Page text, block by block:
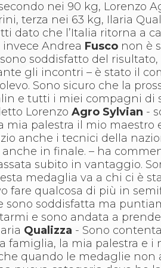
Judo
disciplina
News
Didattica
e Risultati
Federali
Arbitri
Lotta
disciplina
News
e Risultati
Didattica
Federali
Karate
disciplina
News
e Risultati
Didattica
Federali
nei 90 kg, Lorenzo
terza nei 63 kg, Ilaria
dato che l’Italia ritorna a
Andrea Fusco non è
soddisfatto del
gli incontri – è stato il
Sono sicuro che la
e tutti i miei compagni di
LorenzoAgro Sylvian -
mia palestra il mio
anche i tecnici della
in finale. – ha
subito in vantaggio.
medaglia va a chi ci è
fare qualcosa di più in
sono soddisfatta ma
e sono andata a
Qualizza - Sono
famiglia, la mia palestra e
quando le medaglie non